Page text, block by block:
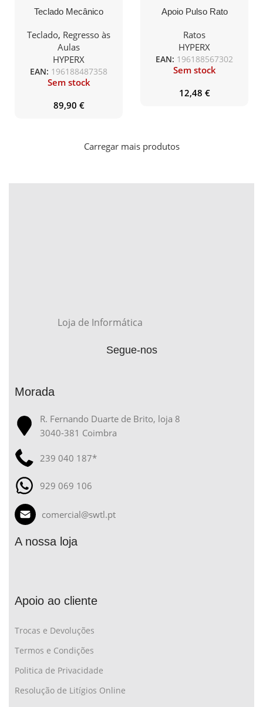
Teclado Mecânico
Core RGB Gaming PT-
BR HyperX Red
Switches
Teclado, Regresso às
Aulas
HYPERX
EAN: 196188487358
Sem stock
89,90 €
Apoio Pulso Rato
Ratos
HYPERX
EAN: 196188567302
Sem stock
12,48 €
Carregar mais produtos
Loja de Informática
Segue-nos
Morada
R. Fernando Duarte de Brito, loja 8
3040-381 Coimbra
239 040 187*
929 069 106
comercial@swtl.pt
A nossa loja
Apoio ao cliente
Trocas e Devoluções
Termos e Condições
Politica de Privacidade
Resolução de Litígios Online